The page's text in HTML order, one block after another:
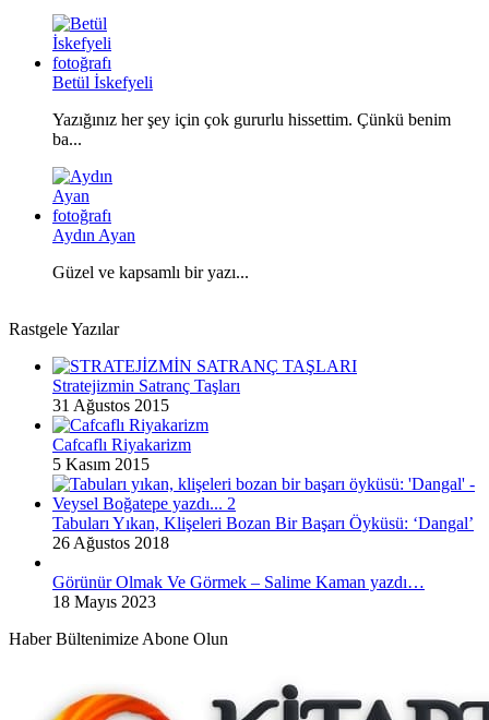
Betül İskefyeli
Yazığınız her şey için çok gururlu hissettim. Çünkü benim
ba...
Aydın Ayan
Güzel ve kapsamlı bir yazı...
Rastgele Yazılar
Stratejizmin Satranç Taşları
31 Ağustos 2015
Cafcaflı Riyakarizm
5 Kasım 2015
Tabuları Yıkan, Klişeleri Bozan Bir Başarı Öyküsü: ‘Dangal’
26 Ağustos 2018
Görünür Olmak Ve Görmek – Salime Kaman yazdı…
18 Mayıs 2023
Haber Bültenimize Abone Olun